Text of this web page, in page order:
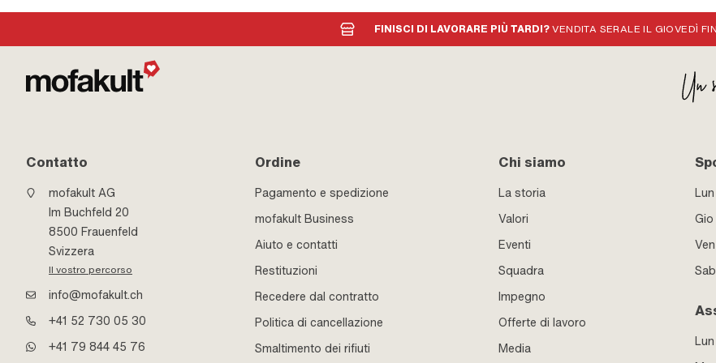
FINISCI DI LAVORARE PIÙ TARDI?VENDITA SERALE IL GIOVEDÌ
Contatto
mofakult AG
Im Buchfeld 20
8500 Frauenfeld
Svizzera
Il vostro percorso
info@mofakult.ch
+41 52 730 05 30
+41 79 844 45 76
Ordine
Pagamento e spedizione
mofakult Business
Aiuto e contatti
Restituzioni
Recedere dal contratto
Politica di cancellazione
Smaltimento dei rifiuti
Chi siamo
La storia
Valori
Eventi
Squadra
Impegno
Offerte di lavoro
Media
Gio
Ven
Lun